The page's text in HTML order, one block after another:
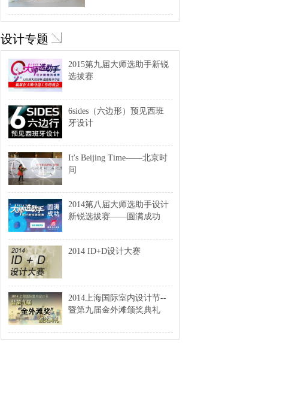
设计专题
2015第九届大师选助手新锐
选拔赛
6sides（六边形）预见西班
牙设计
It's Beijing Time——北京时
间
2014第八届大师选助手设计
新锐选拔赛——圆满成功
2014 ID+D设计大赛
2014上海国际室内设计节--
暨第九届金外滩颁奖典礼